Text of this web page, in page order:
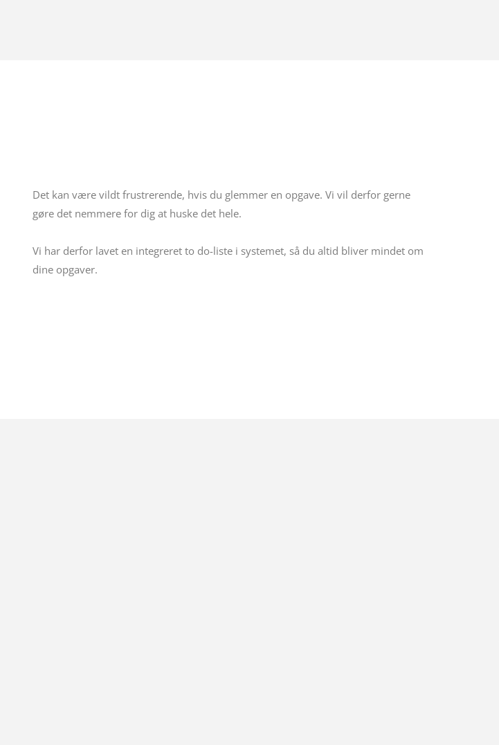
Det kan være vildt frustrerende, hvis du glemmer en opgave. Vi vil derfor gerne
gøre det nemmere for dig at huske det hele.
Vi har derfor lavet en integreret to do-liste i systemet, så du altid bliver mindet om
dine opgaver.